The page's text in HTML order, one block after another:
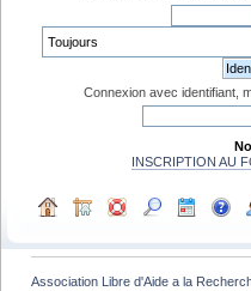
Connexion avec identifiant,
INSCRIPTION AU
Association Libre d'Aide a la